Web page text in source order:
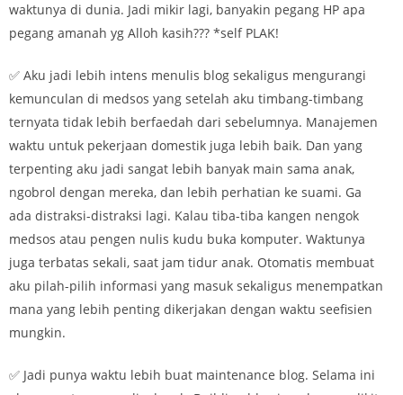
waktunya di dunia. Jadi mikir lagi, banyakin pegang HP apa
pegang amanah yg Alloh kasih??? *self PLAK!
✅ Aku jadi lebih intens menulis blog sekaligus mengurangi
kemunculan di medsos yang setelah aku timbang-timbang
ternyata tidak lebih berfaedah dari sebelumnya. Manajemen
waktu untuk pekerjaan domestik juga lebih baik. Dan yang
terpenting aku jadi sangat lebih banyak main sama anak,
ngobrol dengan mereka, dan lebih perhatian ke suami. Ga
ada distraksi-distraksi lagi. Kalau tiba-tiba kangen nengok
medsos atau pengen nulis kudu buka komputer. Waktunya
juga terbatas sekali, saat jam tidur anak. Otomatis membuat
aku pilah-pilih informasi yang masuk sekaligus menempatkan
mana yang lebih penting dikerjakan dengan waktu seefisien
mungkin.
✅ Jadi punya waktu lebih buat maintenance blog. Selama ini